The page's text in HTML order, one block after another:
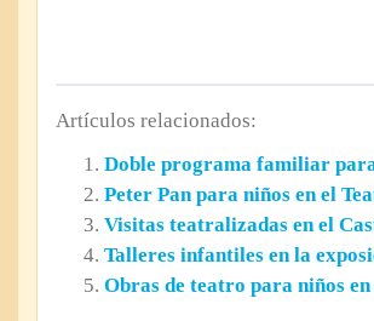
Artículos relacionados:
Doble programa familiar
Peter Pan para niños en el
Visitas teatralizadas en el
Talleres infantiles en la
Obras de teatro para niños